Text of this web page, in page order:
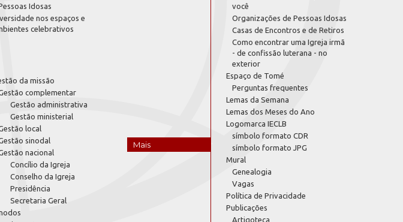
Idosas
nos espaços e
celebrativos
da missão
complementar
Gestão administrativa
Gestão ministerial
local
sinodal
nacional
Concílio da Igreja
Conselho da Igreja
Presidência
Secretaria Geral
Mais
você
Organizações de Pessoas Idosas
Casas de Encontros e de Retiros
Como encontrar uma Igreja irmã
- de confissão luterana - no
exterior
Espaço de Tomé
Perguntas frequentes
Lemas da Semana
Lemas dos Meses do Ano
Logomarca IECLB
símbolo formato CDR
símbolo formato JPG
Mural
Genealogia
Vagas
Política de Privacidade
Publicações
Artigoteca